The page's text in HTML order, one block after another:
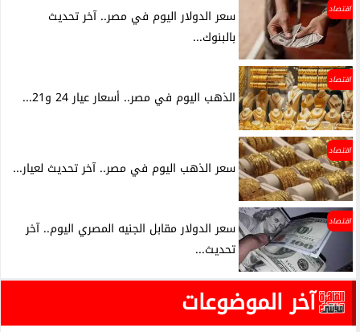
اقتصاد
سعر الدولار اليوم في مصر.. آخر تحديث
بالبنوك...
اقتصاد
الذهب اليوم في مصر.. أسعار عيار 24 و21...
اقتصاد
سعر الذهب اليوم في مصر.. آخر تحديث لعيار...
اقتصاد
سعر الدولار مقابل الجنيه المصري اليوم.. آخر
تحديث...
آخر الموضوعات